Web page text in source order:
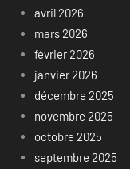
avril 2026
mars 2026
février 2026
janvier 2026
décembre 2025
novembre 2025
octobre 2025
septembre 2025